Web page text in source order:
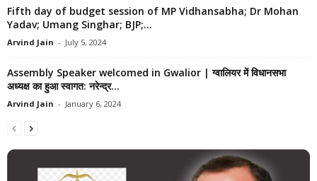
Fifth day of budget session of MP Vidhansabha; Dr Mohan
Yadav; Umang Singhar; BJP;...
Arvind Jain - July 5, 2024
Assembly Speaker welcomed in Gwalior | ग्वालियर में विधानसभा
अध्यक्ष का हुआ स्वागत: नरेन्द्र...
Arvind Jain - January 6, 2024